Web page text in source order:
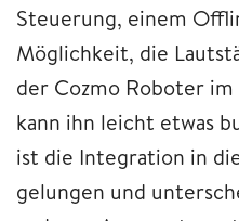
Steuerung, einem
Möglichkeit, die
der Cozmo Roboter
kann ihn leicht etwas
ist die Integration in
gelungen und